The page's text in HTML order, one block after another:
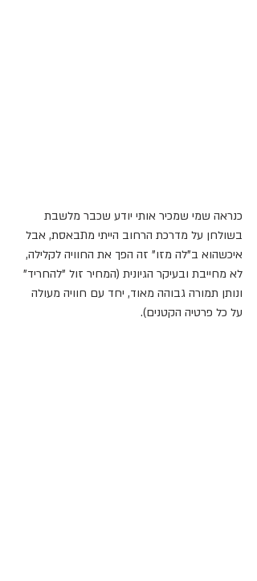
כנראה שמי שמכיר אותי יודע שכבר מלשבת
בשולחן על מדרכת הרחוב הייתי מתבאסת, אבל
איכשהוא ב"לה מזו" זה הפך את החוויה לקלילה,
לא מחייבת ובעיקר הגיונית (המחיר זול "להחריד"
ונותן תמורה גבוהה מאוד, יחד עם חוויה מעולה
על כל פרטיה הקטנים).